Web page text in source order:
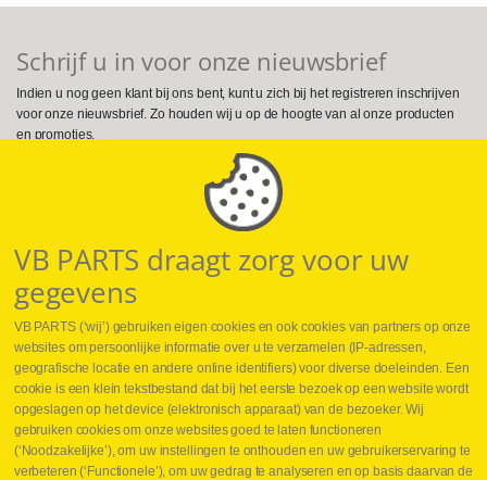
Schrijf u in voor onze nieuwsbrief
Indien u nog geen klant bij ons bent, kunt u zich bij het registreren inschrijven
voor onze nieuwsbrief. Zo houden wij u op de hoogte van al onze producten
en promoties.
Volg ons op Social Media
Webshop
Nieuws
Jobs
Contact
VB PARTS draagt zorg voor uw
gegevens
VB PARTS (‘wij’) gebruiken eigen cookies en ook cookies van partners op onze
websites om persoonlijke informatie over u te verzamelen (IP-adressen,
geografische locatie en andere online identifiers) voor diverse doeleinden. Een
cookie is een klein tekstbestand dat bij het eerste bezoek op een website wordt
opgeslagen op het device (elektronisch apparaat) van de bezoeker. Wij
gebruiken cookies om onze websites goed te laten functioneren
(‘Noodzakelijke’), om uw instellingen te onthouden en uw gebruikerservaring te
verbeteren (‘Functionele’), om uw gedrag te analyseren en op basis daarvan de